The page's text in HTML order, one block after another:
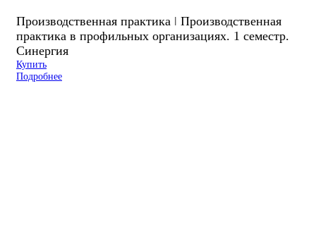
Производственная практика ǀ Производственная
практика в профильных организациях. 1 семестр.
Синергия
Купить
Подробнее